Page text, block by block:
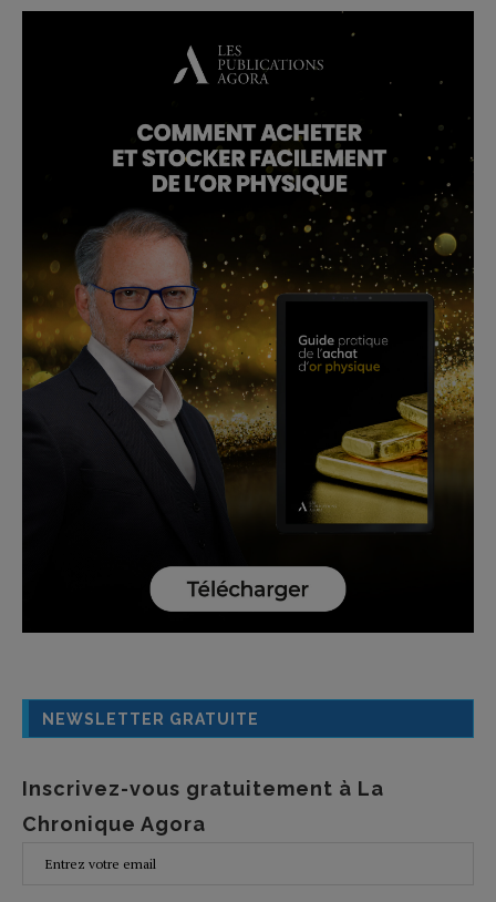
NEWSLETTER GRATUITE
Inscrivez-vous gratuitement à La
Chronique Agora